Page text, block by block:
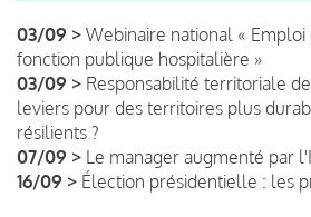
03/09 > Webinaire national «
fonction publique hospitalière »
03/09 > Responsabilité territoriale
leviers pour des territoires plus
résilients ?
07/09 > Le manager augmenté par
16/09 > Élection présidentielle : les